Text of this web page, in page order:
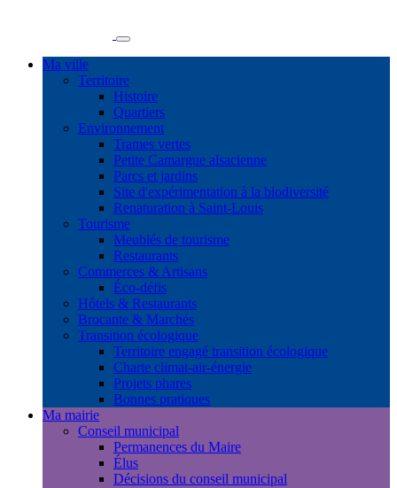
Ma ville
Territoire
Histoire
Quartiers
Environnement
Trames vertes
Petite Camargue alsacienne
Parcs et jardins
Site d'expérimentation à la biodiversité
Renaturation à Saint-Louis
Tourisme
Meublés de tourisme
Restaurants
Commerces & Artisans
Éco-défis
Hôtels & Restaurants
Brocante & Marchés
Transition écologique
Territoire engagé transition écologique
Charte climat-air-énergie
Projets phares
Bonnes pratiques
Ma mairie
Conseil municipal
Permanences du Maire
Élus
Décisions du conseil municipal